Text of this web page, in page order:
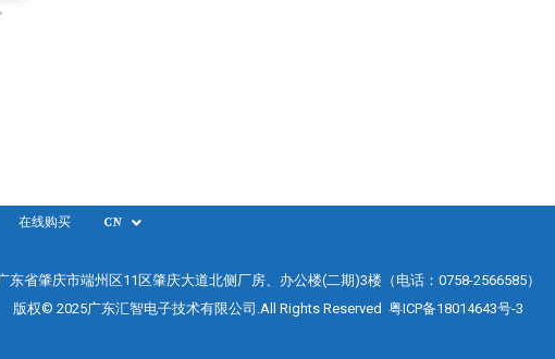
在线购买 CN
东省肇庆市端州区11区肇庆大道北侧厂房、办公楼(二期)3楼（电话：0758-2566585）
版权© 2025广东汇智电子技术有限公司.All Rights Reserved 粤ICP备18014643号-3